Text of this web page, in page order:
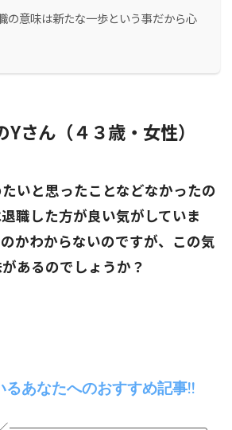
の意味は新たな一歩という事だから心
さん（４３歳・女性）
いと思ったことなどなかったの
職した方が良い気がしていま
かわからないのですが、この気
あるのでしょうか？
るあなたへのおすすめ記事!!